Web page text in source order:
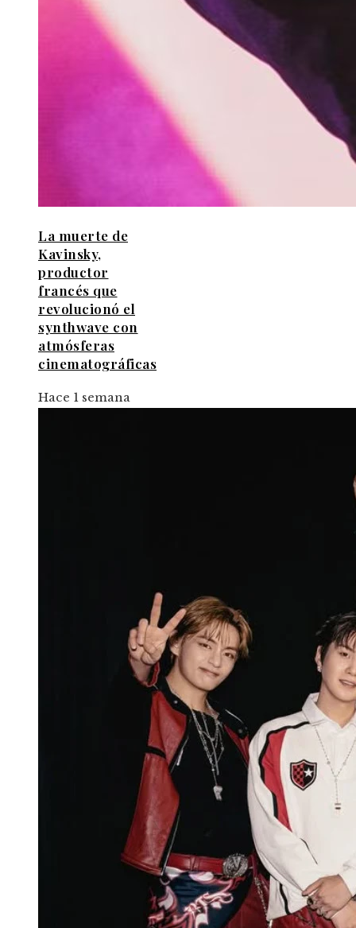
La muerte de
Kavinsky,
productor
francés que
revolucionó el
synthwave con
atmósferas
cinematográficas
Hace 1 semana